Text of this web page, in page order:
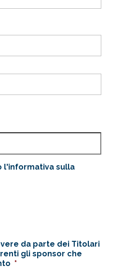
l'informativa sulla
da parte dei Titolari
gli sponsor che
*